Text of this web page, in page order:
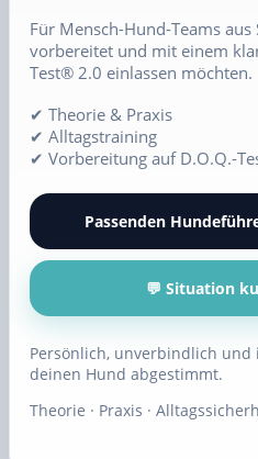
Für Mensch-Hund-Teams
vorbereitet und mit einem
Test® 2.0 einlassen möchten.
✔ Theorie & Praxis
✔ Alltagstraining
✔ Vorbereitung auf D.O.Q.-
Passenden
💬 Situation
Persönlich, unverbindlich
deinen Hund abgestimmt.
Theorie · Praxis ·